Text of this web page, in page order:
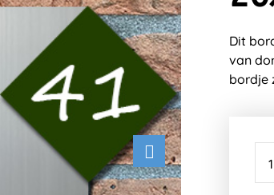
Dit
van
bordje